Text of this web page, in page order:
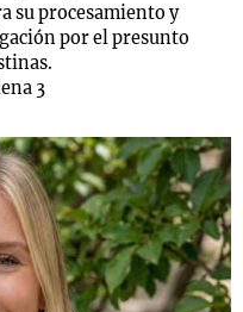
su procesamiento y
por el presunto
3